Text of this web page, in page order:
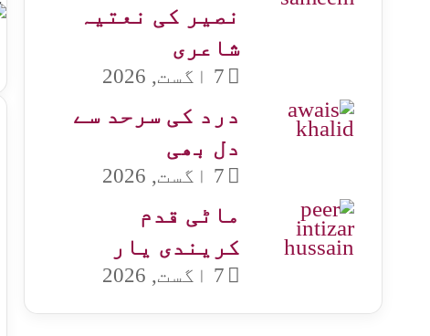
نصیر کی نعتیہ
شاعری
7 اگست, 2026
درد کی سرحد سے
دل بھی
7 اگست, 2026
ماٹی قدم
کریندی یار
7 اگست, 2026